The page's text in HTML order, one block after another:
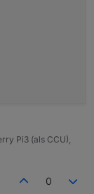
Pi3 (als CCU),
0